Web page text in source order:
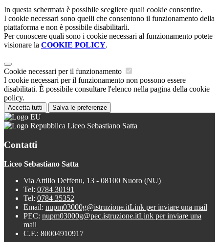
In questa schermata è possibile scegliere quali cookie consentire.
I cookie necessari sono quelli che consentono il funzionamento della
piattaforma e non è possibile disabilitarli.
Per conoscere quali sono i cookie necessari al funzionamento potete
visionare la COOKIE POLICY.
Cookie necessari per il funzionamento
I cookie necessari per il funzionamento non possono essere
disabilitati. È possibile consultare l'elenco nella pagina della cookie
policy.
Accetta tutti Salva le preferenze
Liceo Sebastiano Satta
Contatti
Liceo Sebastiano Satta
Via Attilio Deffenu, 13 - 08100 Nuoro (NU)
Tel: 0784 30191
Tel: 0784 35352
Email: nupm03000g@istruzione.itLink per inviare una mail
PEC: nupm03000g@pec.istruzione.itLink per inviare una
mail
C.F.: 80004910917